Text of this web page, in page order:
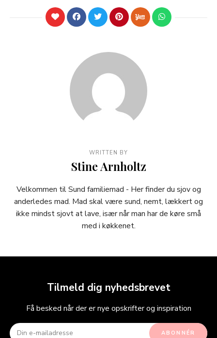
WRITTEN BY
Stine Arnholtz
Velkommen til Sund familiemad - Her finder du sjov og
anderledes mad. Mad skal være sund, nemt, lækkert og
ikke mindst sjovt at lave, især når man har de køre små
med i køkkenet.
Tilmeld dig nyhedsbrevet
Få besked når der er nye opskrifter og inspiration